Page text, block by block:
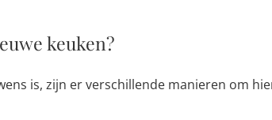
keuken?
is, zijn er verschillende manieren om